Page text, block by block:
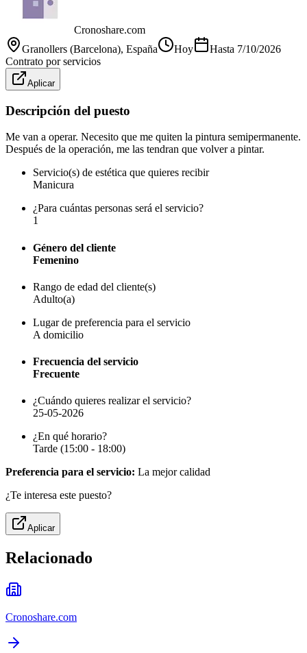
Cronoshare.com
Granollers (Barcelona), España Hoy Hasta 7/10/2026
Contrato por servicios
Aplicar
Descripción del puesto
Me van a operar. Necesito que me quiten la pintura semipermanente.
Después de la operación, me las tendran que volver a pintar.
Servicio(s) de estética que quieres recibir
Manicura
¿Para cuántas personas será el servicio?
1
Género del cliente
Femenino
Rango de edad del cliente(s)
Adulto(a)
Lugar de preferencia para el servicio
A domicilio
Frecuencia del servicio
Frecuente
¿Cuándo quieres realizar el servicio?
25-05-2026
¿En qué horario?
Tarde (15:00 - 18:00)
Preferencia para el servicio: La mejor calidad
¿Te interesa este puesto?
Aplicar
Relacionado
Cronoshare.com